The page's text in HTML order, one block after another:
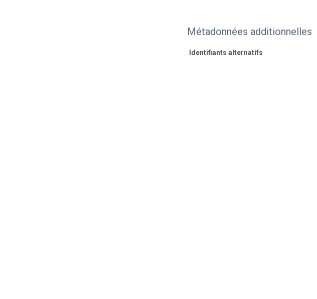
Métadonnées additionnelles
Identifiants alternatifs